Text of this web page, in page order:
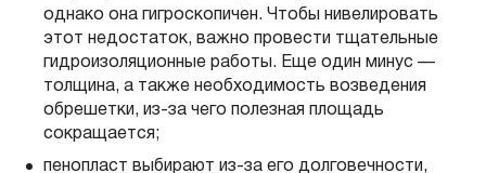
однако она гигроскопичен. Чтобы нивелировать
этот недостаток, важно провести тщательные
гидроизоляционные работы. Еще один минус —
толщина, а также необходимость возведения
обрешетки, из-за чего полезная площадь
сокращается;
пенопласт выбирают из-за его долговечности,